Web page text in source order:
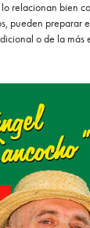
relacionan bien
pueden preparar
o de la más